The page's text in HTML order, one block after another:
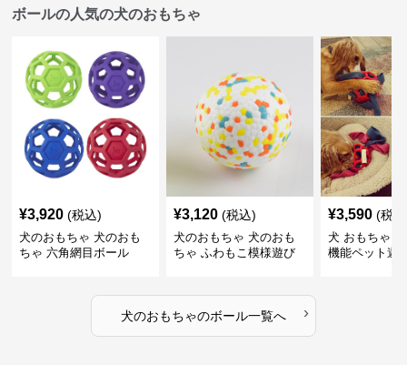
ボールの人気の犬のおもちゃ
¥3,920 (税込)
犬のおもちゃ 犬のおも
ちゃ 六角網目ボール
¥3,120 (税込)
犬のおもちゃ 犬のおも
ちゃ ふわもこ模様遊び
¥3,590 (税
犬 おもちゃ
機能ペット遊
犬のおもちゃのボール一覧へ ›